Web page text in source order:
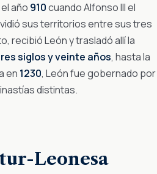
año 910cuando Alfonso III el
sus territorios entre sus tres
recibió León y trasladó allí la
siglos y veinte años, hasta la
en 1230, León fue gobernado por
distintas.
Leonesa